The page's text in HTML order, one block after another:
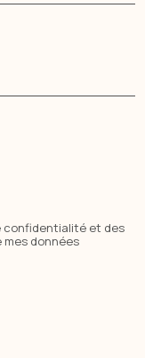
confidentialité et des
données